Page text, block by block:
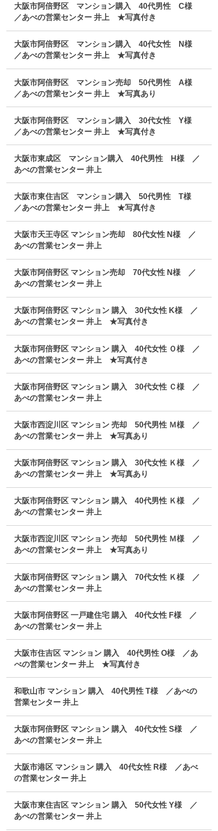
大阪市阿倍野区 マンション購入 40代男性 C様
／あべの営業センター 井上 ★写真付き
大阪市阿倍野区 マンション購入 40代女性 N様
／あべの営業センター 井上 ★写真付き
大阪市阿倍野区 マンション売却 50代男性 A様
／あべの営業センター 井上 ★写真あり
大阪市阿倍野区 マンション購入 30代女性 Y様
／あべの営業センター 井上 ★写真付き
大阪市東成区 マンション購入 40代男性 H様 ／
あべの営業センター 井上
大阪市東住吉区 マンション購入 50代男性 T様
／あべの営業センター 井上 ★写真付き
大阪市天王寺区 マンション売却 80代女性 N様 ／
あべの営業センター 井上
大阪市阿倍野区 マンション売却 70代女性 N様 ／
あべの営業センター 井上
大阪市阿倍野区 マンション 購入 30代女性 K様 ／
あべの営業センター 井上 ★写真付き
大阪市阿倍野区 マンション 購入 40代女性 Ｏ様 ／
あべの営業センター 井上 ★写真付き
大阪市阿倍野区 マンション 購入 30代女性 Ｃ様 ／
あべの営業センター 井上
大阪市西淀川区 マンション 売却 50代男性 Ｍ様 ／
あべの営業センター 井上 ★写真あり
大阪市阿倍野区 マンション 購入 30代女性 Ｋ様 ／
あべの営業センター 井上 ★写真あり
大阪市阿倍野区 マンション 購入 40代男性 Ｋ様 ／
あべの営業センター 井上
大阪市西淀川区 マンション 売却 50代男性 Ｍ様 ／
あべの営業センター 井上 ★写真あり
大阪市阿倍野区 マンション 購入 70代女性 Ｋ様 ／
あべの営業センター 井上
大阪市阿倍野区 一戸建住宅 購入 40代女性 F様 ／
あべの営業センター 井上
大阪市住吉区 マンション 購入 40代男性 O様 ／あ
べの営業センター 井上 ★写真付き
和歌山市 マンション 購入 40代男性 T様 ／あべの
営業センター 井上
大阪市阿倍野区 マンション 購入 40代女性 S様 ／
あべの営業センター 井上
大阪市港区 マンション 購入 40代女性 R様 ／あべ
の営業センター 井上
大阪市東住吉区 マンション 購入 50代女性 Y様 ／
あべの営業センター 井上